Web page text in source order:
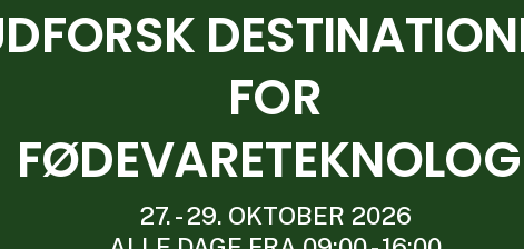
FOR
27. - 29. OKTOBER 2026